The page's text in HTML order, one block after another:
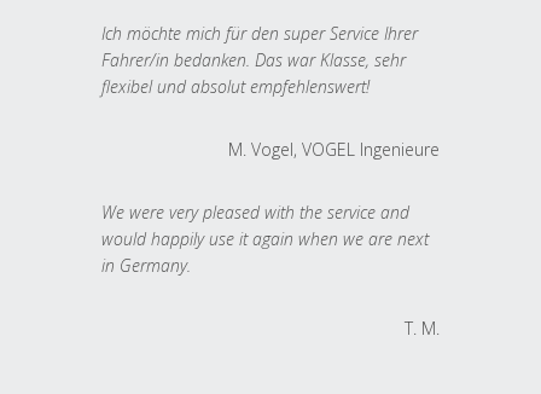
Ich möchte mich für den super Service Ihrer
Fahrer/in bedanken. Das war Klasse, sehr
flexibel und absolut empfehlenswert!
M. Vogel, VOGEL Ingenieure
We were very pleased with the service and
would happily use it again when we are next
in Germany.
T. M.